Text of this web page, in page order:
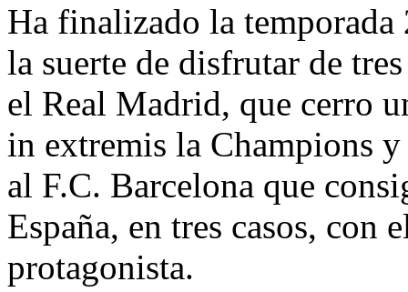
Ha finalizado la
la suerte de disfrutar de
el Real Madrid, que cerro
in extremis la Champions
al F.C. Barcelona que
España, en tres casos,
protagonista.